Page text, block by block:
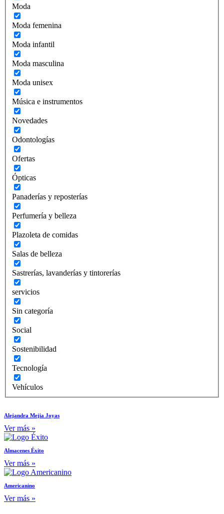
Moda
Moda femenina
Moda infantil
Moda masculina
Moda unisex
Música e instrumentos
Novedades
Odontologías
Ofertas
Ópticas
Panaderías y reposterías
Perfumería y belleza
Plazoleta de comidas
Salas de belleza
Sastrerías, lavanderías y tintorerías
servicios
Sin categoría
Social
Sostenibilidad
Tecnología
Vehículos
Alejandra Mejia Joyas
Ver más »
Almacenes Éxito
Ver más »
Americanino
Ver más »